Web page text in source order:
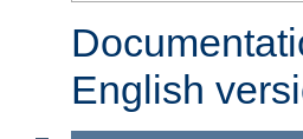
English